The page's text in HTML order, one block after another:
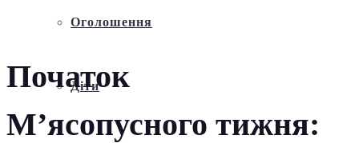
Оголошення
Діти
Початок
М’ясопусного тижня: